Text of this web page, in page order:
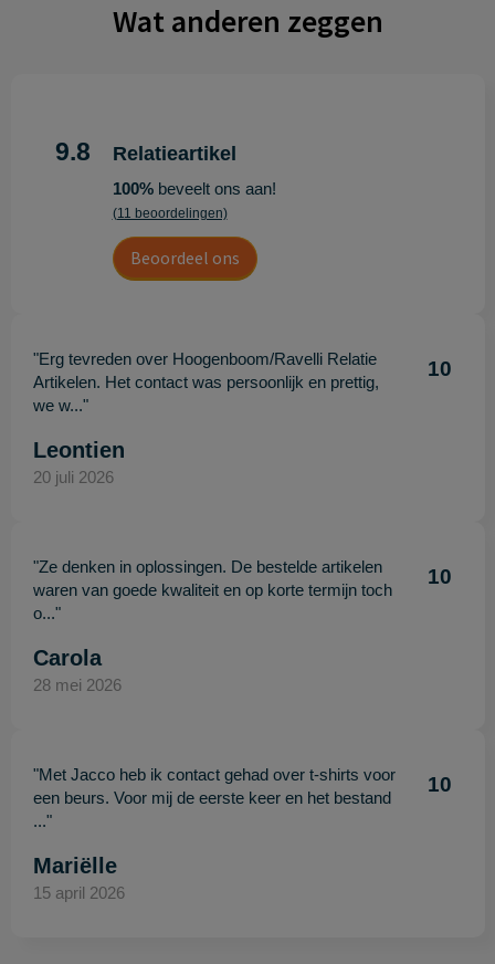
Wat anderen zeggen
9.8 Relatieartikel
100%beveelt ons aan!
(11 beoordelingen)
Beoordeel ons
"Erg tevreden over Hoogenboom/Ravelli Relatie
Artikelen. Het contact was persoonlijk en prettig,
we w..."
10
Leontien
20 juli 2026
"Ze denken in oplossingen. De bestelde artikelen
waren van goede kwaliteit en op korte termijn toch
o..."
10
Carola
28 mei 2026
"Met Jacco heb ik contact gehad over t-shirts voor
een beurs. Voor mij de eerste keer en het bestand
..."
10
Mariëlle
15 april 2026